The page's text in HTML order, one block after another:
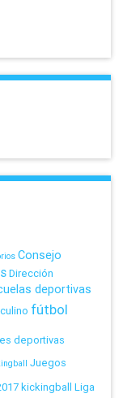
Consejo
Dirección
deportivas
fútbol
deportivas
Juegos
kickingball Liga